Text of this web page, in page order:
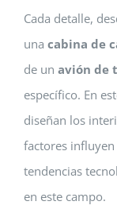
Cada detalle,
una cabina de
de un avión de
específico. En
diseñan los
factores
tendencias
en este campo.